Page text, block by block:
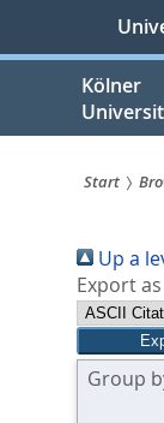
springen
Kölner
sind
hier:
Start
Up a
Export as
Group